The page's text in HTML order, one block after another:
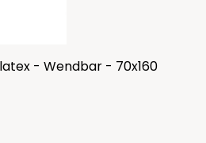
- Wendbar - 70x160